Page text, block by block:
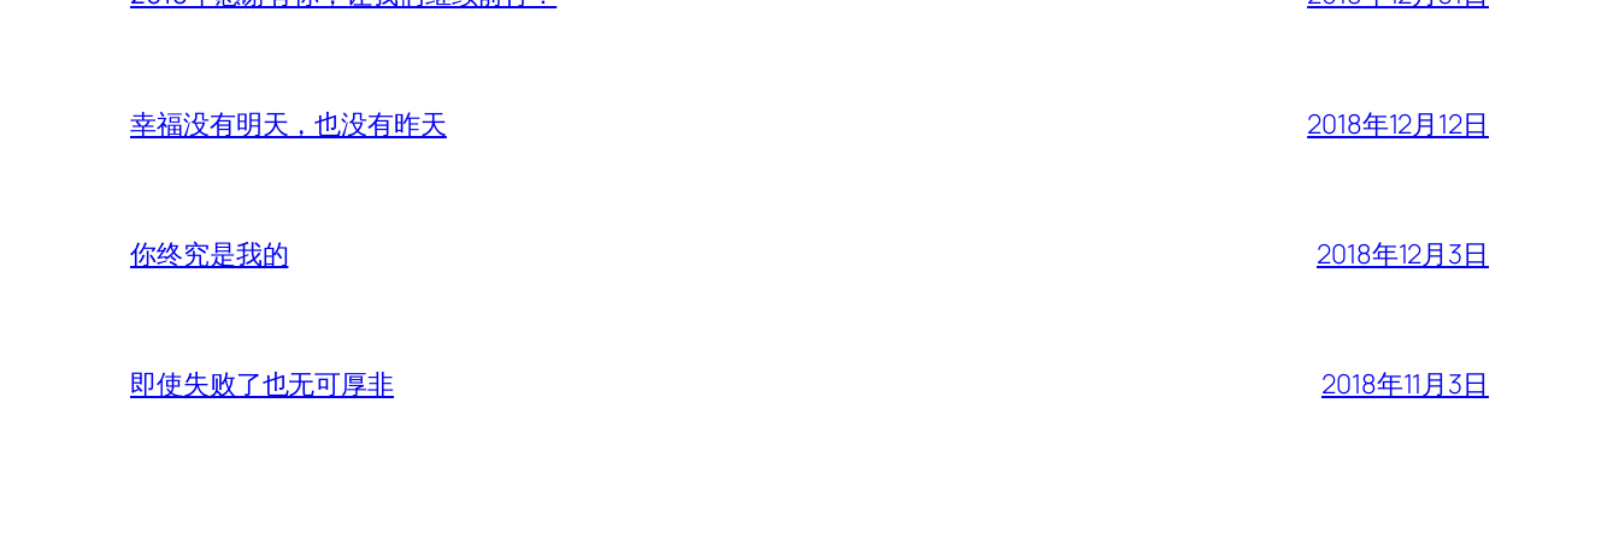
幸福没有明天，也没有昨天 2018年12月12日
你终究是我的 2018年12月3日
即使失败了也无可厚非 2018年11月3日